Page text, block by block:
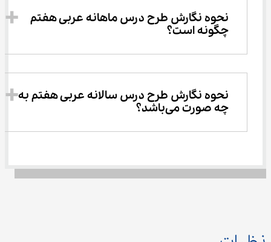
نحوه نگارش طرح درس ماهانه عربی هفتم
چگونه است؟
نحوه نگارش طرح درس سالانه عربی هفتم به
چه صورت می‌باشد؟